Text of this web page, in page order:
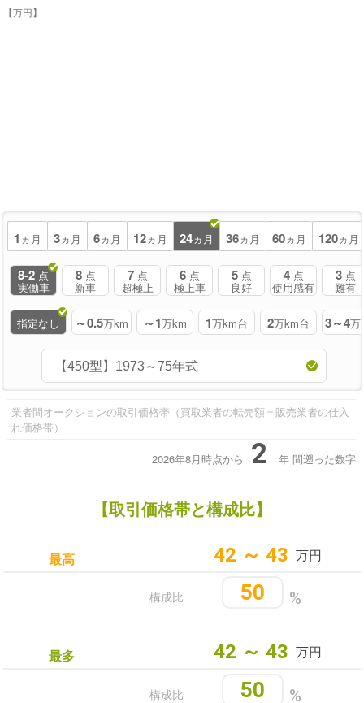
【万円】
1 ヵ月 3ヵ月 6ヵ月 12ヵ月 24ヵ月 36ヵ月 60ヵ月 120ヵ月
8-2 点
実働車
8 点
新車
7 点
超極上
6 点
極上車
5 点
良好
4 点
使用感有
3 点
難有
指定なし ～0.5万km ～1万km 1万km台 2万km台 3～4万
業者間オークションの取引価格帯（買取業者の転売額＝販売業者の仕入
れ価格帯）
2026年8月時点から 2 年 間遡った数字
【取引価格帯と構成比】
最高 42 ～ 43 万円
%
50
構成比
最多 42 ～ 43 万円
%
50
構成比